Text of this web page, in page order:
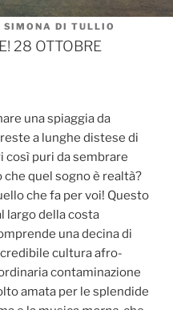
SIMONA DI TULLIO
28 OTTOBRE
una spiaggia da
a lunghe distese di
così puri da sembrare
quel sogno è realtà?
che fa per voi! Questo
largo della costa
una decina di
cultura afro-
contaminazione
amata per le splendide